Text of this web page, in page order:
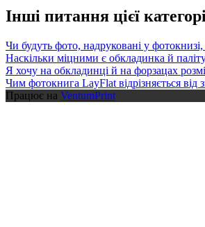
Інші питання цієї
Чи будуть фото, надруковані у
Наскільки міцними є обкладинка й
Я хочу на обкладинці й на форзацах
Чим фотокнига LayFlat відрізняється від
Працює на VentumPrint